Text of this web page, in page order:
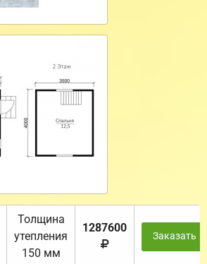
Толщина
утепления
150 мм
1287600
Заказать